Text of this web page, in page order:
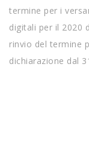
termine per i
digitali per il 2020
rinvio del termine
dichiarazione dal